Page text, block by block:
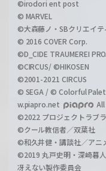
©irodori ent post
© MARVEL
©大森藤ノ・SBクリエイ
© 2016 COVER Corp.
©D_CIDE TRAUMEREI
©CIRCUS/ ©HIKOSEN
©2001-2021 CIRCUS
© SEGA / © Colorful
w.piapro.net
©2022 プロジェクトラブ
©クール教信者／双葉社
©和久井健・講談社／アニ
©2019 丸戸史明・深崎暮
冴えない製作委員会